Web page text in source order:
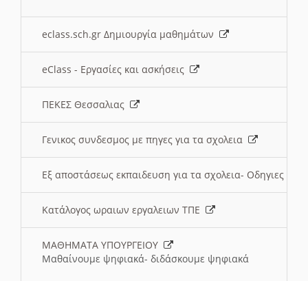
eclass.sch.gr Δημιουργία μαθημάτων
eClass - Εργασίες και ασκήσεις
ΠΕΚΕΣ Θεσσαλιας
Γενικος συνδεσμος με πηγες για τα σχολεια
Εξ αποστάσεως εκπαιδευση για τα σχολεια- Οδηγιες
Κατάλογος ωραιων εργαλειων ΤΠΕ
ΜΑΘΗΜΑΤΑ ΥΠΟΥΡΓΕΙΟΥ
Μαθαίνουμε ψηφιακά- διδάσκουμε ψηφιακά